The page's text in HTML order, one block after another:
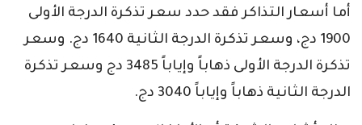
أما أسعار التذاكر فقد حدد سعر تذكرة الدرجة الأولى
1900 دج، وسعر تذكرة الدرجة الثانية 1640 دج. وسعر
تذكرة الدرجة الأولى ذهاباً وإياباً 3485 دج وسعر تذكرة
الدرجة الثانية ذهاباً وإياباً 3040 دج.